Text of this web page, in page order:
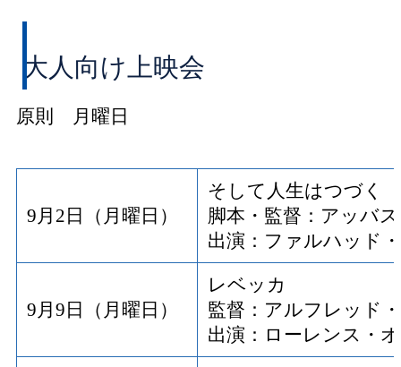
大人向け上映会
原則 月曜日
9月2日（月曜日）
そして人生はつづく
脚本・監督：アッバ
出演：ファルハッド
9月9日（月曜日）
レベッカ
監督：アルフレッド
出演：ローレンス・